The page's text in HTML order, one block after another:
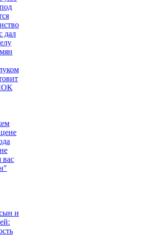
дал
вас
и